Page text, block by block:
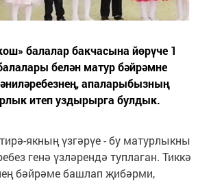
балалар бакчасына йөрүче 1
белән матур бәйрәмне
апаларыбызның
итеп уздырырга булдык.
якның үзгәрүе - бу матурлыкны
генә үзләрендә туплаган. Тиккә
бәйрәме башлап җибәрми,